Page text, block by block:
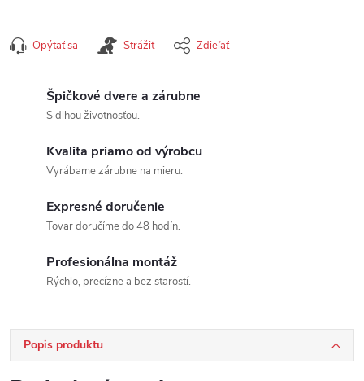
Opýtať sa Strážiť Zdieľať
Špičkové dvere a zárubne
S dlhou životnosťou.
Kvalita priamo od výrobcu
Vyrábame zárubne na mieru.
Expresné doručenie
Tovar doručíme do 48 hodín.
Profesionálna montáž
Rýchlo, precízne a bez starostí.
Popis produktu